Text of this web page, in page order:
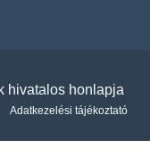
hivatalos honlapja
Adatkezelési tájékoztató